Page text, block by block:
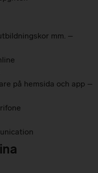
mm. –
på hemsida och app –